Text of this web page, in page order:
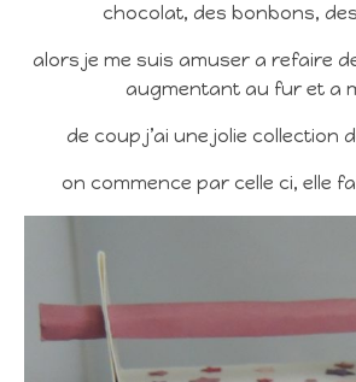
chocolat, des bonbons,
alors je me suis amuser a refaire
augmentant au fur et a
de coup j’ai une jolie collection
on commence par celle ci, elle